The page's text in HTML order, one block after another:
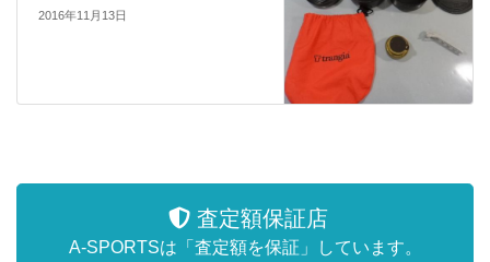
2016年11月13日
査定額保証店
A-SPORTSは「査定額を保証」しています。